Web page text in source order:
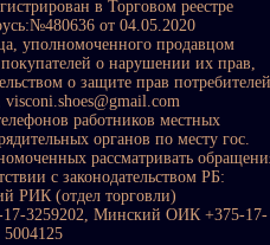
в Торговом реестре
от 04.05.2020
уполномоченного продавцом
о нарушении их прав,
о защите прав потребителей
visconi.shoes@gmail.com
работников местных
органов по месту гос.
рассматривать
с законодательством РБ:
РИК (отдел торговли)
3259202, Минский ОИК +375-17-
5004125